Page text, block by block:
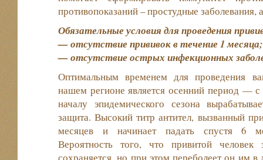
противопоказаний – простудные заболевания,
Обязательные условия для проведения
— отсутствие прививок в течение 1 месяца;
— отсутствие острых инфекционных
Оптимальным временем для проведения
нашем регионе является осенний период — с
началу эпидемического сезона
защита. Высокий титр антител, вызванный
месяцев и начинает падать спустя 6
Вероятность того, что привитой
сохраняется, но при этом переболеет он им в